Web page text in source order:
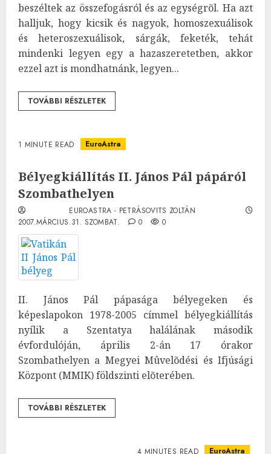
beszéltek az összefogásról és az egységrõl. Ha azt
halljuk, hogy kicsik és nagyok, homoszexuálisok
és heteroszexuálisok, sárgák, feketék, tehát
mindenki legyen egy a hazaszeretetben, akkor
ezzel azt is mondhatnánk, legyen...
TOVÁBBI RÉSZLETEK
1 MINUTE READ EuroAstra
Bélyegkiállítás II. János Pál pápáról
Szombathelyen
EUROASTRA - PETRÁSOVITS ZOLTÁN
2007.MÁRCIUS.31. SZOMBAT.
0 0
II. János Pál pápasága bélyegeken és
képeslapokon 1978-2005 címmel bélyegkiállítás
nyílik a Szentatya halálának második
évfordulóján, április 2-án 17 órakor
Szombathelyen a Megyei Mûvelõdési és Ifjúsági
Központ (MMIK) földszinti elõterében.
TOVÁBBI RÉSZLETEK
EuroAstra